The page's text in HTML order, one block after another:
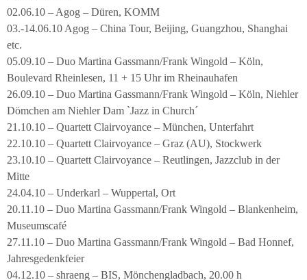
02.06.10 – Agog – Düren, KOMM
03.-14.06.10 Agog – China Tour, Beijing, Guangzhou, Shanghai
etc.
05.09.10 – Duo Martina Gassmann/Frank Wingold – Köln,
Boulevard Rheinlesen, 11 + 15 Uhr im Rheinauhafen
26.09.10 – Duo Martina Gassmann/Frank Wingold – Köln, Niehler
Dömchen am Niehler Dam `Jazz in Church´
21.10.10 – Quartett Clairvoyance – München, Unterfahrt
22.10.10 – Quartett Clairvoyance – Graz (AU), Stockwerk
23.10.10 – Quartett Clairvoyance – Reutlingen, Jazzclub in der
Mitte
24.04.10 – Underkarl – Wuppertal, Ort
20.11.10 – Duo Martina Gassmann/Frank Wingold – Blankenheim,
Museumscafé
27.11.10 – Duo Martina Gassmann/Frank Wingold – Bad Honnef,
Jahresgedenkfeier
04.12.10 – shraeng – BIS, Mönchengladbach, 20.00 h